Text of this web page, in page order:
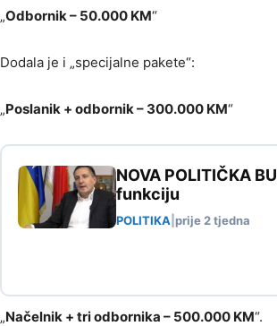
„Odbornik – 50.000 KM“
Dodala je i „specijalne pakete“:
„Poslanik + odbornik – 300.000 KM“
NOVA POLITIČKA
funkciju
POLITIKA prije 2 tjedna
„Načelnik + tri odbornika – 500.000 KM“.